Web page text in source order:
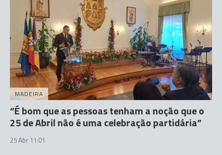
MADEIRA
“É bom que as pessoas tenham a noção que o
25 de Abril não é uma celebração partidária”
25 Abr 11:01